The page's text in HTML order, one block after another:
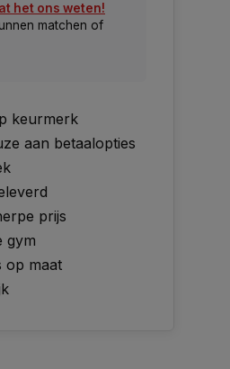
het ons weten!
matchen of
keurmerk
aan betaalopties
prijs
gym
op maat